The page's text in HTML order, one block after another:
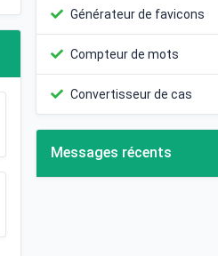
Générateur de favicons
Compteur de mots
Convertisseur de cas
Messages récents